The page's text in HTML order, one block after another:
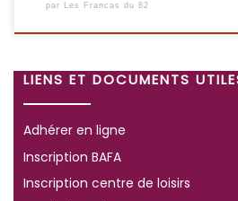
par Les Francas du 82
LIENS ET DOCUMENTS
Adhérer en ligne
Inscription BAFA
Inscription centre de loisirs